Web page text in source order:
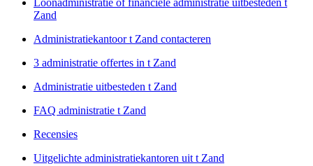
Loonadministratie of financiële administratie uitbesteden t
Zand
Administratiekantoor t Zand contacteren
3 administratie offertes in t Zand
Administratie uitbesteden t Zand
FAQ administratie t Zand
Recensies
Uitgelichte administratiekantoren uit t Zand